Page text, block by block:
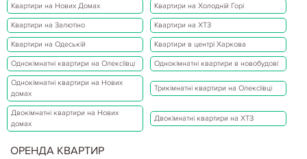
Квартири на Нових Домах Квартири на Холодній Горі
Квартири на Залютіно Квартири на ХТЗ
Квартири на Одеській Квартири в центрі Харкова
Однокімнатні квартири на Олексіївці Однокімнатні квартири в новобудові
Однокімнатні квартири на Нових
домах
Трикімнатні квартири на Олексіївці
Двокімнатні квартири на Нових
домах
Двокімнатні квартири на ХТЗ
ОРЕНДА КВАРТИР